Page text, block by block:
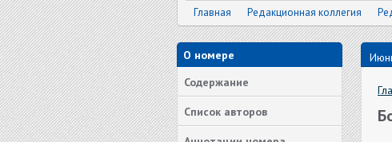
Главная Редакционная коллегия
О номере
Содержание
Список авторов